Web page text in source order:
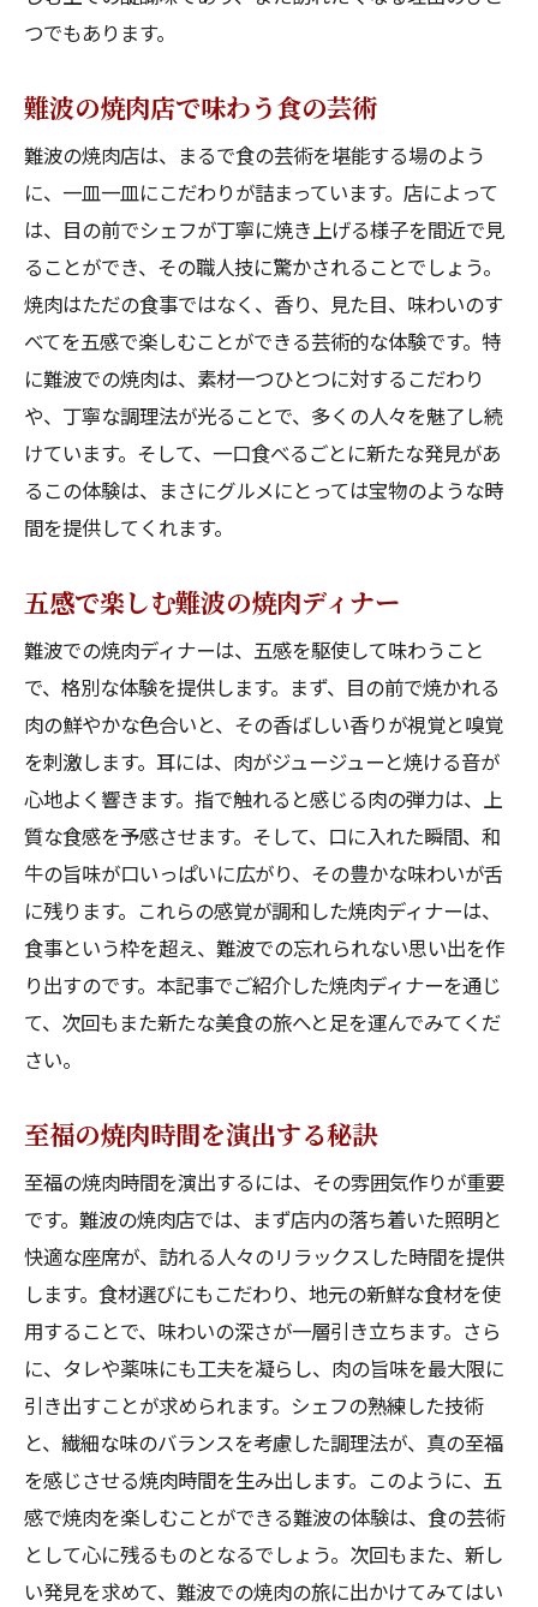
つでもあります。
難波の焼肉店で味わう食の芸術
難波の焼肉店は、まるで食の芸術を堪能する場のよう
に、一皿一皿にこだわりが詰まっています。店によって
は、目の前でシェフが丁寧に焼き上げる様子を間近で見
ることができ、その職人技に驚かされることでしょう。
焼肉はただの食事ではなく、香り、見た目、味わいのす
べてを五感で楽しむことができる芸術的な体験です。特
に難波での焼肉は、素材一つひとつに対するこだわり
や、丁寧な調理法が光ることで、多くの人々を魅了し続
けています。そして、一口食べるごとに新たな発見があ
るこの体験は、まさにグルメにとっては宝物のような時
間を提供してくれます。
五感で楽しむ難波の焼肉ディナー
難波での焼肉ディナーは、五感を駆使して味わうこと
で、格別な体験を提供します。まず、目の前で焼かれる
肉の鮮やかな色合いと、その香ばしい香りが視覚と嗅覚
を刺激します。耳には、肉がジュージューと焼ける音が
心地よく響きます。指で触れると感じる肉の弾力は、上
質な食感を予感させます。そして、口に入れた瞬間、和
牛の旨味が口いっぱいに広がり、その豊かな味わいが舌
に残ります。これらの感覚が調和した焼肉ディナーは、
食事という枠を超え、難波での忘れられない思い出を作
り出すのです。本記事でご紹介した焼肉ディナーを通じ
て、次回もまた新たな美食の旅へと足を運んでみてくだ
さい。
至福の焼肉時間を演出する秘訣
至福の焼肉時間を演出するには、その雰囲気作りが重要
です。難波の焼肉店では、まず店内の落ち着いた照明と
快適な座席が、訪れる人々のリラックスした時間を提供
します。食材選びにもこだわり、地元の新鮮な食材を使
用することで、味わいの深さが一層引き立ちます。さら
に、タレや薬味にも工夫を凝らし、肉の旨味を最大限に
引き出すことが求められます。シェフの熟練した技術
と、繊細な味のバランスを考慮した調理法が、真の至福
を感じさせる焼肉時間を生み出します。このように、五
感で焼肉を楽しむことができる難波の体験は、食の芸術
として心に残るものとなるでしょう。次回もまた、新し
い発見を求めて、難波での焼肉の旅に出かけてみてはい